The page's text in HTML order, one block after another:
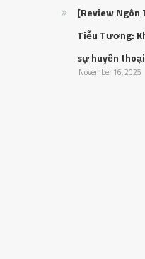
[Review Ngôn
Tiễu Tương:
sự huyền thoại
November 16, 2025